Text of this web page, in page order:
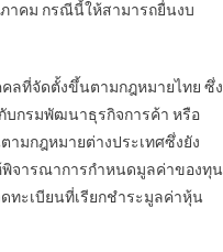
าคม กรณีนี้ให้สามารถยื่นงบ
ดตั้งขึ้นตามกฎหมายไทย ซึ่ง
บกรมพัฒนาธุรกิจการค้า หรือ
มกฎหมายต่างประเทศซึ่งยัง
พิจารณาการกำหนดมูลค่าของทุน
ทะเบียนที่เรียกชำระมูลค่าหุ้น